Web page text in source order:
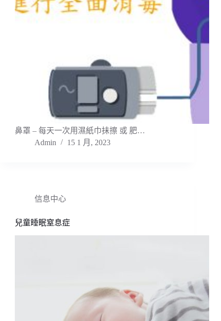
鼻罩 – 每天一次用濕紙巾抺擦 或 肥…
Admin
15 1 月, 2023
信息中心
兒童睡眠窒息症